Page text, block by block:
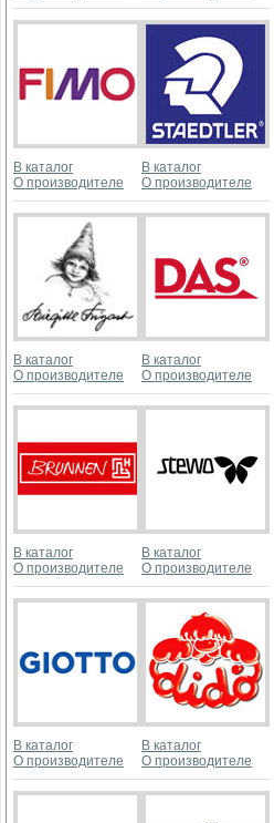
В каталог
О производителе
В каталог
О производителе
В каталог
О производителе
В каталог
О производителе
В каталог
О производителе
В каталог
О производителе
В каталог
О производителе
В каталог
О производителе